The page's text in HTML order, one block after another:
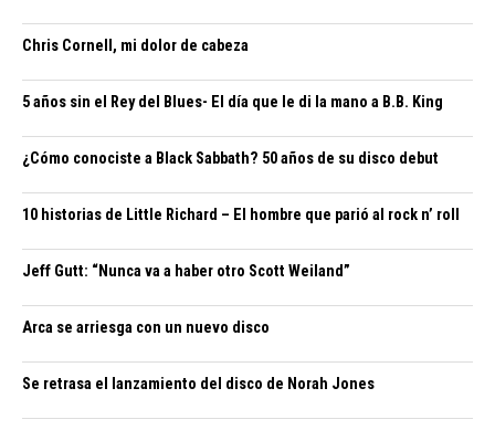
Chris Cornell, mi dolor de cabeza
5 años sin el Rey del Blues- El día que le di la mano a B.B. King
¿Cómo conociste a Black Sabbath? 50 años de su disco debut
10 historias de Little Richard – El hombre que parió al rock n’ roll
Jeff Gutt: “Nunca va a haber otro Scott Weiland”
Arca se arriesga con un nuevo disco
Se retrasa el lanzamiento del disco de Norah Jones